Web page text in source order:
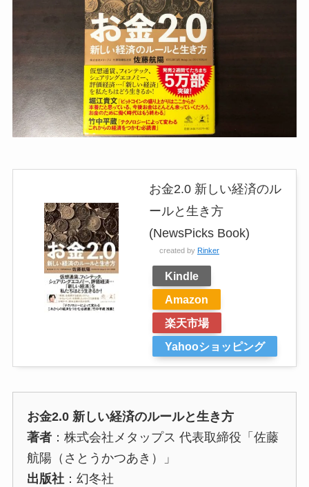
お金2.0 新しい経済のル
ールと生き方
(NewsPicks Book)
created by Rinker
Kindle
Amazon
楽天市場
Yahooショッピング
お金2.0 新しい経済のルールと生き方
著者：株式会社メタップス 代表取締役「佐藤
航陽（さとうかつあき）」
出版社：幻冬社